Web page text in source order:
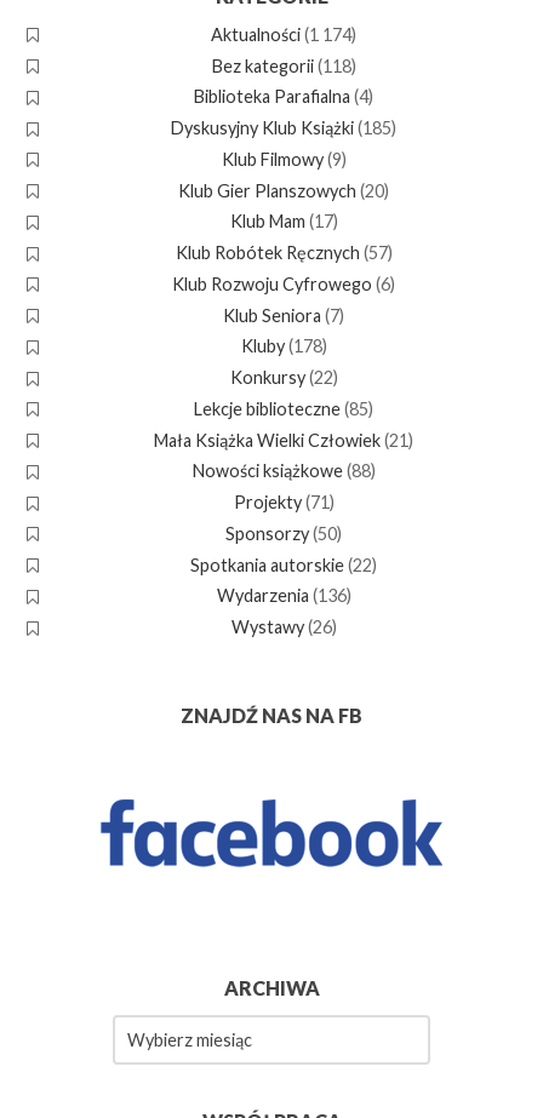
Aktualności(1 174)
Bez kategorii(118)
Biblioteka Parafialna (4)
Dyskusyjny Klub Książki(185)
Klub Filmowy(9)
Klub Gier Planszowych (20)
Klub Mam (17)
Klub Robótek Ręcznych (57)
Klub Rozwoju Cyfrowego (6)
Klub Seniora (7)
Kluby(178)
Konkursy(22)
Lekcje biblioteczne(85)
Mała Książka Wielki Człowiek(21)
Nowości książkowe(88)
Projekty(71)
Sponsorzy(50)
Spotkania autorskie(22)
Wydarzenia (136)
Wystawy(26)
ZNAJDŹ NAS NA FB
ARCHIWA